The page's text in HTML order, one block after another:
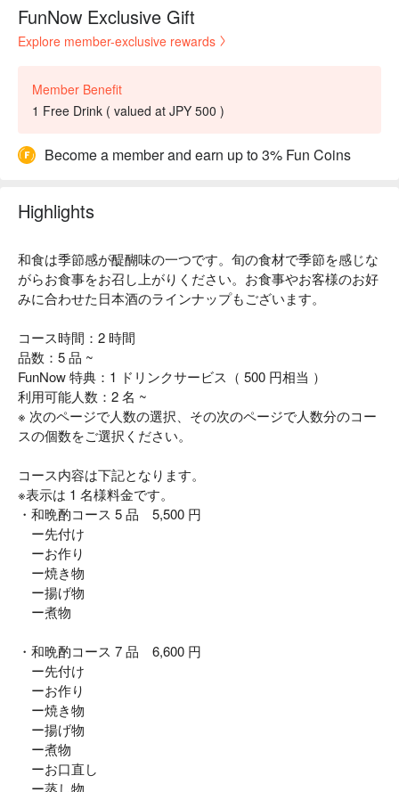
FunNow Exclusive Gift
Explore member-exclusive rewards
Member Benefit
1 Free Drink ( valued at JPY 500 )
Become a member and earn up to 3% Fun Coins
Highlights
和食は季節感が醍醐味の一つです。旬の食材で季節を感じな
がらお食事をお召し上がりください。お食事やお客様のお好
みに合わせた日本酒のラインナップもございます。
コース時間：2 時間
品数：5 品 ~
FunNow 特典：1 ドリンクサービス（ 500 円相当 ）
利用可能人数：2 名 ~
※ 次のページで人数の選択、その次のページで人数分のコー
スの個数をご選択ください。
コース内容は下記となります。
※表示は 1 名様料金です。
・和晩酌コース 5 品 5,500 円
ー先付け
ーお作り
ー焼き物
ー揚げ物
ー煮物
・和晩酌コース 7 品 6,600 円
ー先付け
ーお作り
ー焼き物
ー揚げ物
ー煮物
ーお口直し
ー蒸し物